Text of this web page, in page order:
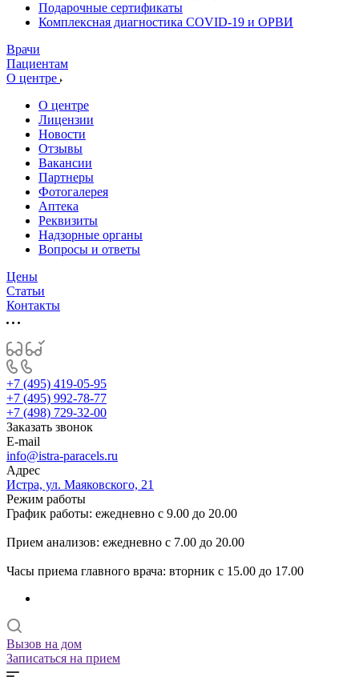
Подарочные сертификаты
Комплексная диагностика COVID-19 и ОРВИ
Врачи
Пациентам
О центре
О центре
Лицензии
Новости
Отзывы
Вакансии
Партнеры
Фотогалерея
Аптека
Реквизиты
Надзорные органы
Вопросы и ответы
Цены
Статьи
Контакты
+7 (495) 419-05-95
+7 (495) 992-78-77
+7 (498) 729-32-00
Заказать звонок
E-mail
info@istra-paracels.ru
Адрес
Истра, ул. Маяковского, 21
Режим работы
График работы: ежедневно с 9.00 до 20.00
Прием анализов: ежедневно с 7.00 до 20.00
Часы приема главного врача: вторник с 15.00 до 17.00
Вызов на дом
Записаться на прием